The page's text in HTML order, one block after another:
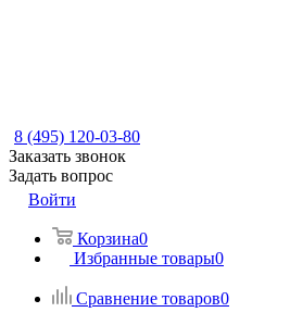
8 (495) 120-03-80
Заказать звонок
Задать вопрос
Войти
Корзина0
Избранные товары0
Сравнение товаров0